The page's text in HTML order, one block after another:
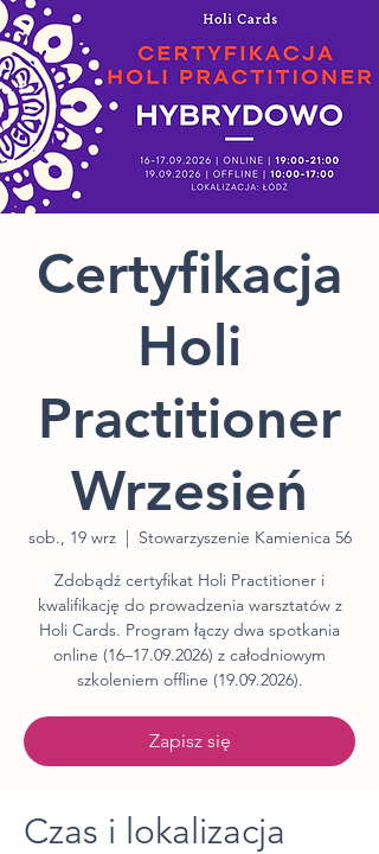
Certyfikacja
Holi
Practitioner
Wrzesień
sob., 19 wrz
  |
Stowarzyszenie Kamienica 56
Zdobądź certyfikat Holi Practitioner i
kwalifikację do prowadzenia warsztatów z
Holi Cards. Program łączy dwa spotkania
online (16–17.09.2026) z całodniowym
szkoleniem offline (19.09.2026).
Zapisz się
Czas i lokalizacja